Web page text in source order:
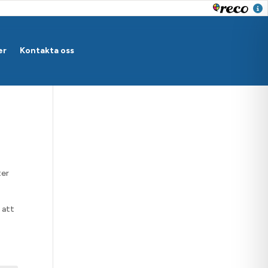
Kontakta oss
att